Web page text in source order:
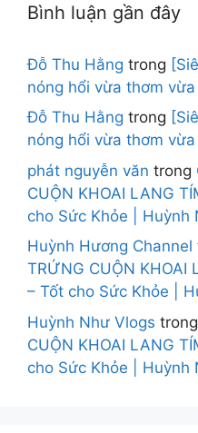
Bình luận gần đây
Đỗ Thu Hằng trong
nóng hổi vừa thơm
Đỗ Thu Hằng trong
nóng hổi vừa thơm
phát nguyễn văn trong
CUỘN KHOAI LANG
cho Sức Khỏe | Huỳnh
Huỳnh Hương Channel
TRỨNG CUỘN KHOAI
– Tốt cho Sức Khỏe |
Huỳnh Như Vlogs trong
CUỘN KHOAI LANG
cho Sức Khỏe | Huỳnh